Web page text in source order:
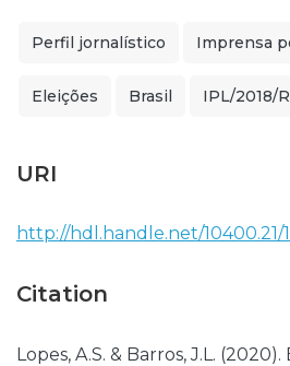
Perfil jornalístico Imprensa
Eleições Brasil IPL/2018/
URI
http://hdl.handle.net/10400.21/
Citation
Lopes, A.S. & Barros, J.L.